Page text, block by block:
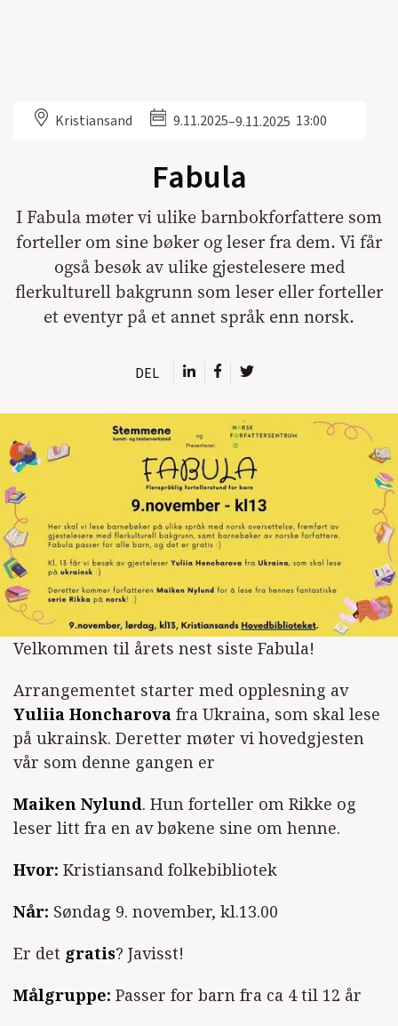
Kristiansand 9.11.2025–9.11.2025 13:00
Fabula
I Fabula møter vi ulike barnbokforfattere som
forteller om sine bøker og leser fra dem. Vi får
også besøk av ulike gjestelesere med
flerkulturell bakgrunn som leser eller forteller
et eventyr på et annet språk enn norsk.
DEL
Velkommen til årets nest siste Fabula!
Arrangementet starter med opplesning av
Yuliia Honcharova fra Ukraina, som skal lese
på ukrainsk. Deretter møter vi hovedgjesten
vår som denne gangen er
Maiken Nylund. Hun forteller om Rikke og
leser litt fra en av bøkene sine om henne.
Hvor: Kristiansand folkebibliotek
Når: Søndag 9. november, kl.13.00
Er det gratis? Javisst!
Målgruppe: Passer for barn fra ca 4 til 12 år